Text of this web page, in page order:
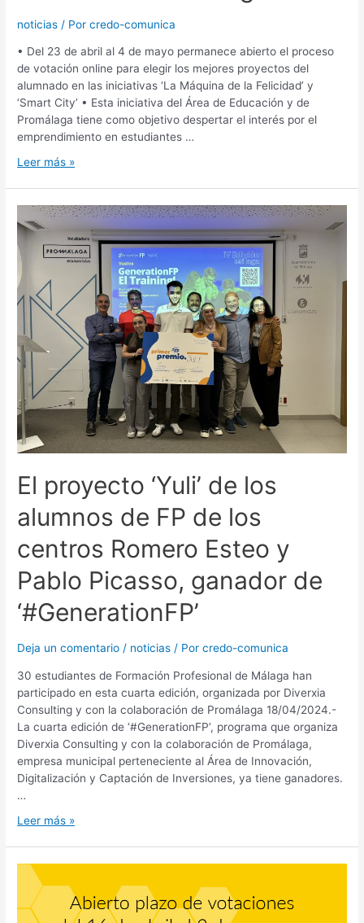
noticias / Porcredo-comunica
• Del 23 de abril al 4 de mayo permanece abierto el proceso
de votación online para elegir los mejores proyectos del
alumnado en las iniciativas ‘La Máquina de la Felicidad’ y
‘Smart City’ • Esta iniciativa del Área de Educación y de
Promálaga tiene como objetivo despertar el interés por el
emprendimiento en estudiantes …
Leer más »
El proyecto ‘Yuli’ de los
alumnos de FP de los
centros Romero Esteo y
Pablo Picasso, ganador de
‘#GenerationFP’
Deja un comentario / noticias / Porcredo-comunica
30 estudiantes de Formación Profesional de Málaga han
participado en esta cuarta edición, organizada por Diverxia
Consulting y con la colaboración de Promálaga 18/04/2024.-
La cuarta edición de ‘#GenerationFP’, programa que organiza
Diverxia Consulting y con la colaboración de Promálaga,
empresa municipal perteneciente al Área de Innovación,
Digitalización y Captación de Inversiones, ya tiene ganadores.
…
Leer más »